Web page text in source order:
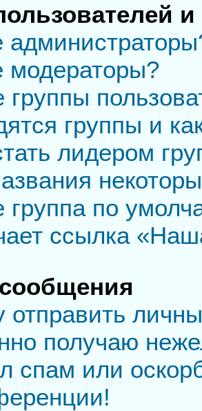
модераторы?
группы
группы и
лидером
группа по
ссылка
отправить
получаю
спам или